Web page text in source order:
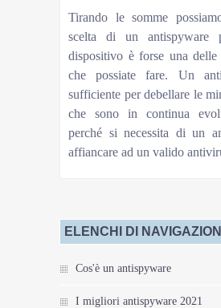
Tirando le somme
scelta di un antispyware
dispositivo è forse una delle
che possiate fare. Un
sufficiente per debellare le
che sono in continua
perché si necessita di un
affiancare ad un valido
ELENCHI DI
Cos'è un antispyware
I migliori antispyware 2021